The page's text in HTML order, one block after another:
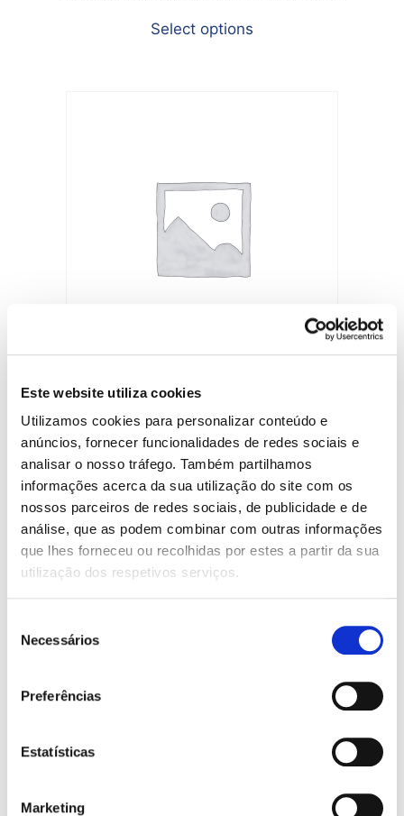
Este website utiliza cookies
Utilizamos cookies para personalizar conteúdo e
anúncios, fornecer funcionalidades de redes sociais e
analisar o nosso tráfego. Também partilhamos
informações acerca da sua utilização do site com os
nossos parceiros de redes sociais, de publicidade e de
análise, que as podem combinar com outras informações
que lhes forneceu ou recolhidas por estes a partir da sua
utilização dos respetivos serviços.
Necessários
Preferências
Estatísticas
Marketing
Select options
Premium
€290.00/ month and a€1,900.00sign-up fee
Select options